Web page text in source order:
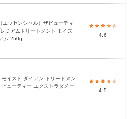
ミアムトリートメント モイス
ム 250g
4.6
ビューティー エクストラダメー
4.5